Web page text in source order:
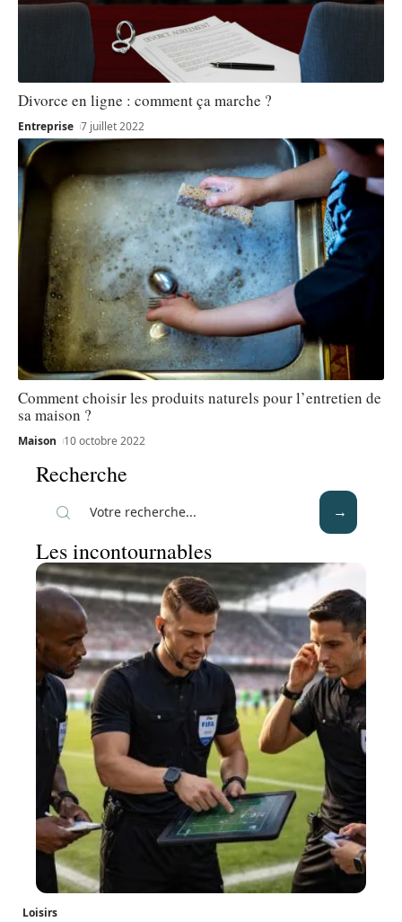
Divorce en ligne : comment ça marche ?
Entreprise 7 juillet 2022
Comment choisir les produits naturels pour l’entretien de
sa maison ?
Maison 10 octobre 2022
Recherche
Les incontournables
Loisirs